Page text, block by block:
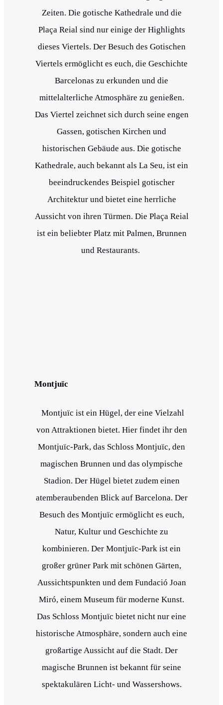
Zeiten. Die gotische Kathedrale und die
Plaça Reial sind nur einige der Highlights
dieses Viertels. Der Besuch des Gotischen
Viertels ermöglicht es euch, die Geschichte
Barcelonas zu erkunden und die
mittelalterliche Atmosphäre zu genießen.
Das Viertel zeichnet sich durch seine engen
Gassen, gotischen Kirchen und
historischen Gebäude aus. Die gotische
Kathedrale, auch bekannt als La Seu, ist ein
beeindruckendes Beispiel gotischer
Architektur und bietet eine herrliche
Aussicht von ihren Türmen. Die Plaça Reial
ist ein beliebter Platz mit Palmen, Brunnen
und Restaurants.
Montjuïc
Montjuïc ist ein Hügel, der eine Vielzahl
von Attraktionen bietet. Hier findet ihr den
Montjuïc-Park, das Schloss Montjuïc, den
magischen Brunnen und das olympische
Stadion. Der Hügel bietet zudem einen
atemberaubenden Blick auf Barcelona. Der
Besuch des Montjuïc ermöglicht es euch,
Natur, Kultur und Geschichte zu
kombinieren. Der Montjuïc-Park ist ein
großer grüner Park mit schönen Gärten,
Aussichtspunkten und dem Fundació Joan
Miró, einem Museum für moderne Kunst.
Das Schloss Montjuïc bietet nicht nur eine
historische Atmosphäre, sondern auch eine
großartige Aussicht auf die Stadt. Der
magische Brunnen ist bekannt für seine
spektakulären Licht- und Wassershows.